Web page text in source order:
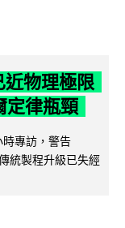
近物理極限
定律瓶頸
專訪，警告
統製程升級已失經